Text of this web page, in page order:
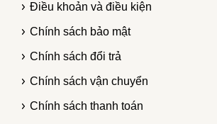
Điều khoản và điều kiện
Chính sách bảo mật
Chính sách đổi trả
Chính sách vận chuyển
Chính sách thanh toán